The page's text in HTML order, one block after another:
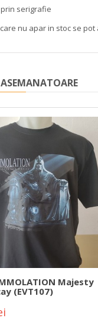
serigrafie
nu apar in stoc se
Majesty
(EVT107)